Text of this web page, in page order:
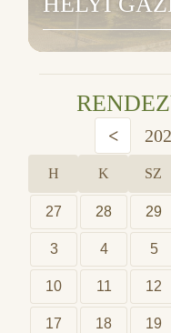
<
H K SZ
27 28 29
3 4 5
10 11 12
17 18 19